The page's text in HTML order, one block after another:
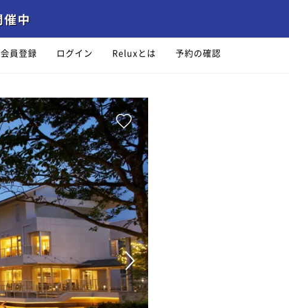
会員登録 ログイン Reluxとは 予約の確認